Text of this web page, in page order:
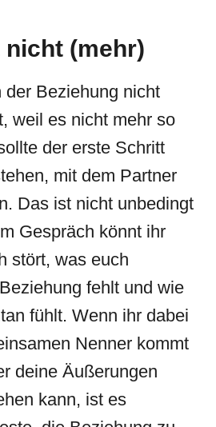
(mehr)
Beziehung nicht
weil es nicht mehr so
der erste Schritt
mit dem Partner
Das ist nicht unbedingt
Gespräch könnt ihr
stört, was euch
fehlt und wie
fühlt. Wenn ihr dabei
Nenner kommt
deine Äußerungen
kann, ist es